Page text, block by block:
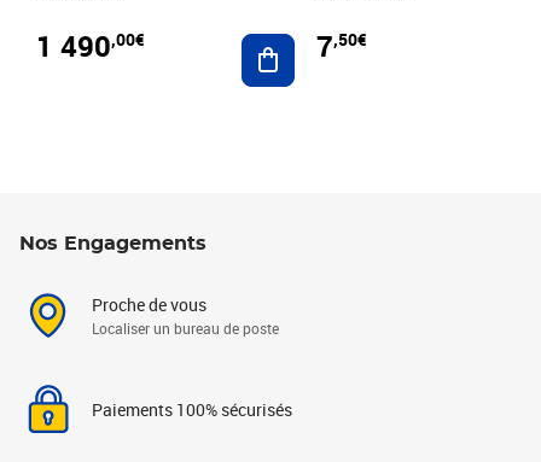
1 490,00€ Ajouter au panier
7,50€
Nos Engagements
Proche de vous
Localiser un bureau de poste
Paiements 100% sécurisés